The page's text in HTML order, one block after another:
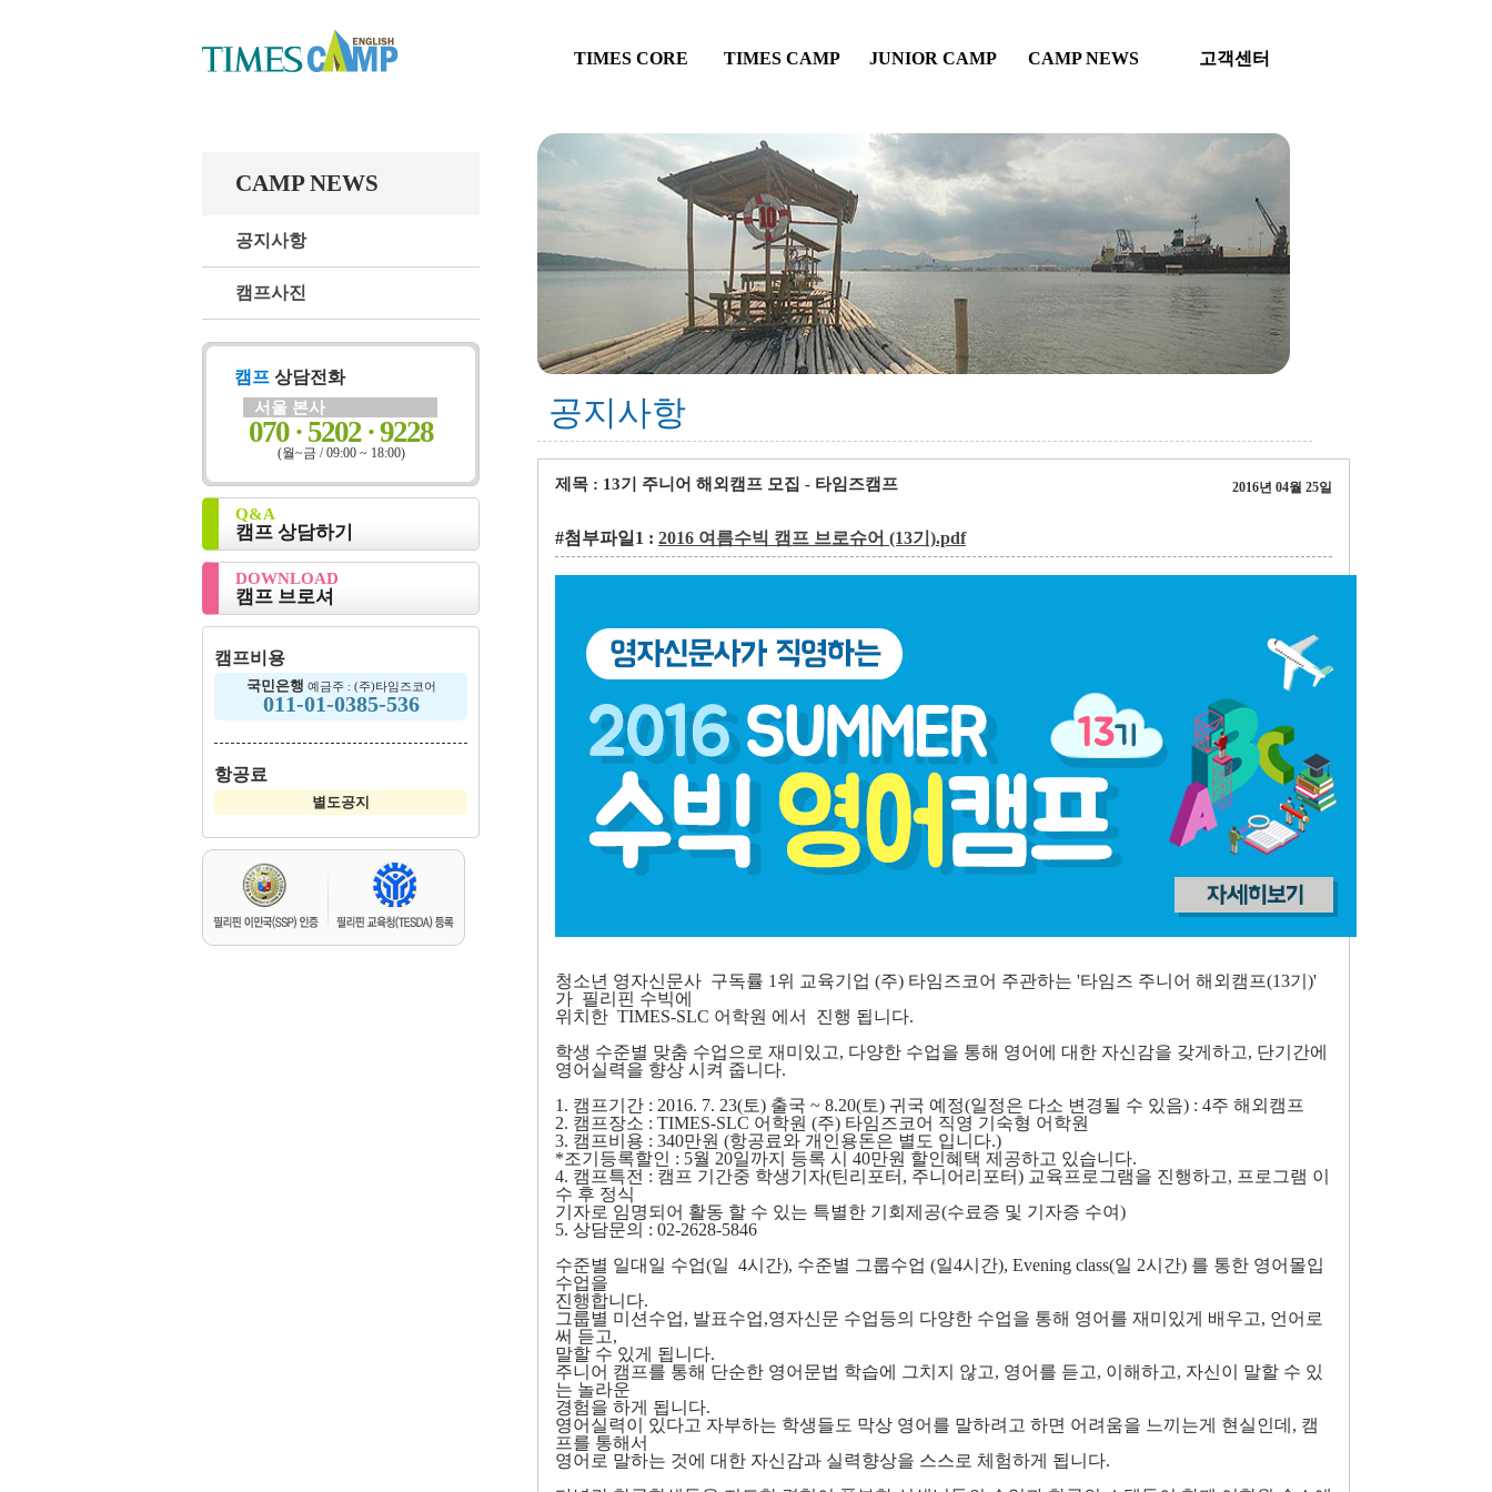
TIMES CORE TIMES CAMP JUNIOR CAMP CAMP NEWS 고객센터
CAMP NEWS
공지사항
캠프사진
캠프 상담전화
서울 본사
070 · 5202 · 9228
(월~금 / 09:00 ~ 18:00)
Q&A
캠프 상담하기
DOWNLOAD
캠프 브로셔
캠프비용
국민은행 예금주 : (주)타임즈코어
011-01-0385-536
항공료
별도공지
공지사항
제목 : 13기 주니어 해외캠프 모집 - 타임즈캠프 2016년 04월 25일
#첨부파일1 : 2016 여름수빅 캠프 브로슈어 (13기).pdf
청소년 영자신문사 구독률 1위 교육기업 (주) 타임즈코어 주관하는 '타임즈 주니어 해외캠프(13기)'
가 필리핀 수빅에
위치한 TIMES-SLC 어학원 에서 진행 됩니다.
학생 수준별 맞춤 수업으로 재미있고, 다양한 수업을 통해 영어에 대한 자신감을 갖게하고, 단기간에
영어실력을 향상 시켜 줍니다.
1. 캠프기간 : 2016. 7. 23(토) 출국 ~ 8.20(토) 귀국 예정(일정은 다소 변경될 수 있음) : 4주 해외캠프
2. 캠프장소 : TIMES-SLC 어학원 (주) 타임즈코어 직영 기숙형 어학원
3. 캠프비용 : 340만원 (항공료와 개인용돈은 별도 입니다.)
*조기등록할인 : 5월 20일까지 등록 시 40만원 할인혜택 제공하고 있습니다.
4. 캠프특전 : 캠프 기간중 학생기자(틴리포터, 주니어리포터) 교육프로그램을 진행하고, 프로그램 이
수 후 정식
기자로 임명되어 활동 할 수 있는 특별한 기회제공(수료증 및 기자증 수여)
5. 상담문의 : 02-2628-5846
수준별 일대일 수업(일 4시간), 수준별 그룹수업 (일4시간), Evening class(일 2시간) 를 통한 영어몰입
수업을
진행합니다.
그룹별 미션수업, 발표수업,영자신문 수업등의 다양한 수업을 통해 영어를 재미있게 배우고, 언어로
써 듣고,
말할 수 있게 됩니다.
주니어 캠프를 통해 단순한 영어문법 학습에 그치지 않고, 영어를 듣고, 이해하고, 자신이 말할 수 있
는 놀라운
경험을 하게 됩니다.
영어실력이 있다고 자부하는 학생들도 막상 영어를 말하려고 하면 어려움을 느끼는게 현실인데, 캠
프를 통해서
영어로 말하는 것에 대한 자신감과 실력향상을 스스로 체험하게 됩니다.